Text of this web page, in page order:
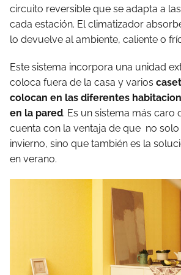
circuito reversible que se adapta a
cada estación. El climatizador
lo devuelve al ambiente, caliente o
Este sistema incorpora una unidad
coloca fuera de la casa y varios
colocan en las diferentes
en la pared. Es un sistema más caro
cuenta con la ventaja de que no solo
invierno, sino que también es la
en verano.